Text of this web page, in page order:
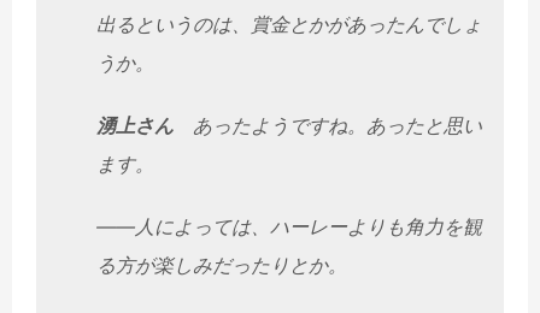
出るというのは、賞金とかがあったんでしょ
うか。
湧上さん あったようですね。あったと思い
ます。
――人によっては、ハーレーよりも角力を観
る方が楽しみだったりとか。